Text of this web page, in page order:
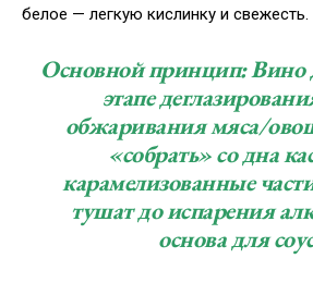
белое — легкую кислинку и свежесть.
Основной принцип: Вино
этапе
обжаривания мяса/
«собрать» со дна
карамелизованные
тушат до испарения
основа для